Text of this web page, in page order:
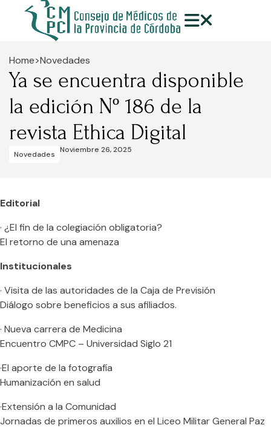
Home>Novedades
Ya se encuentra disponible
la edición Nº 186 de la
revista Ethica Digital
Novedades Noviembre 26, 2025
Editorial
· ¿El fin de la colegiación obligatoria?
El retorno de una amenaza
Institucionales
· Visita de las autoridades de la Caja de Previsión
Diálogo sobre beneficios a sus afiliados.
· Nueva carrera de Medicina
Encuentro CMPC – Universidad Siglo 21
·El aporte de la fotografía
Humanización en salud
·Extensión a la Comunidad
Jornadas de primeros auxilios en el Liceo Militar General Paz